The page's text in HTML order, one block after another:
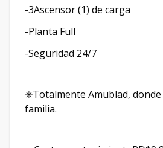
-3Ascensor (1) de carga
-Planta Full
-Seguridad 24/7
✳️Totalmente Amublad,
familia.